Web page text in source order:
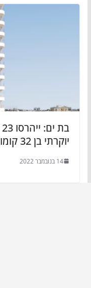
יוקרתי בן 32 קומות
14 בנובמבר 2022